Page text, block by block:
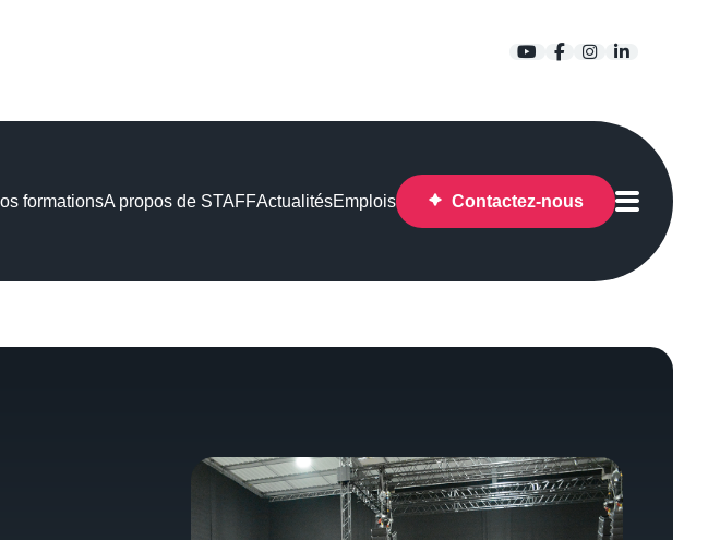
YouTube
Facebook
Instagram
LinkedIn
formationsA propos de STAFFActualitésEmplois Contactez-nous